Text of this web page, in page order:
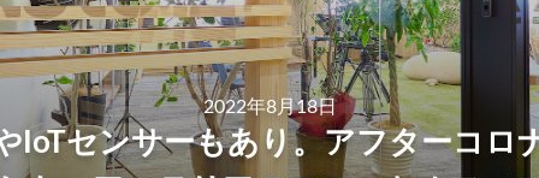
2022年8月18日
IoTセンサーもあり。アフターコロ